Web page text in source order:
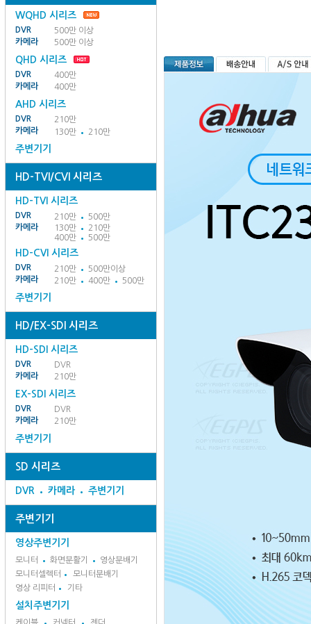
WQHD 시리즈
DVR
500만 이상
카메라
500만 이상
QHD 시리즈
DVR
400만
카메라
400만
AHD 시리즈
DVR
210만
카메라
130만 210만
주변기기
HD-TVI/CVI 시리즈
HD-TVI 시리즈
DVR 210만
500만
카메라
130만
210만
400만
500만
HD-CVI 시리즈
DVR 210만
500만이상
카메라
210만 400만 500만
주변기기
HD/EX-SDI 시리즈
HD-SDI 시리즈
DVR
DVR
카메라
210만
EX-SDI 시리즈
DVR
DVR
카메라
210만
주변기기
SD 시리즈
DVR 카메라 주변기기
주변기기
영상주변기기
모니터 화면분활기
영상분배기
모니터셀렉터
모니터분배기
영상 리피터
기타
설치주변기기